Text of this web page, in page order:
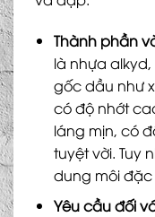
Thành phần
là nhựa
gốc dầu như
có độ nhớt
láng mịn, có
tuyệt vời. Tuy
dung môi đặc
Yêu cầu đối